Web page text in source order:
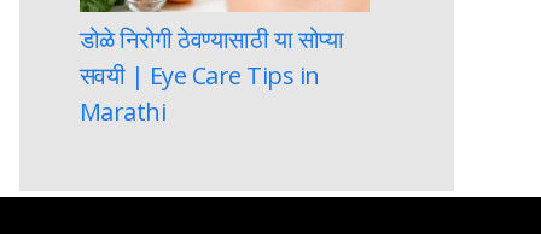
डोळे निरोगी ठेवण्यासाठी या सोप्या
सवयी | Eye Care Tips in
Marathi